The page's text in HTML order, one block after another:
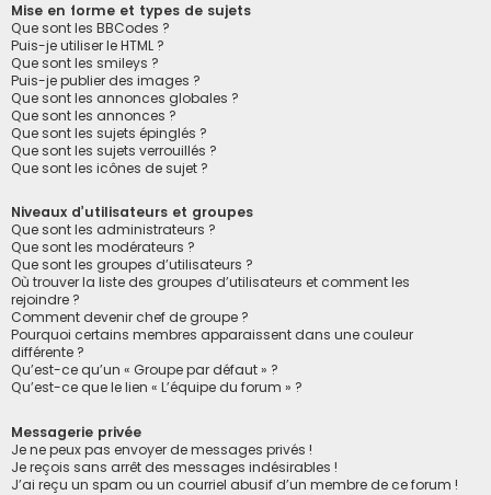
Mise en forme et types de sujets
Que sont les BBCodes ?
Puis-je utiliser le HTML ?
Que sont les smileys ?
Puis-je publier des images ?
Que sont les annonces globales ?
Que sont les annonces ?
Que sont les sujets épinglés ?
Que sont les sujets verrouillés ?
Que sont les icônes de sujet ?
Niveaux d’utilisateurs et groupes
Que sont les administrateurs ?
Que sont les modérateurs ?
Que sont les groupes d’utilisateurs ?
Où trouver la liste des groupes d’utilisateurs et comment les
rejoindre ?
Comment devenir chef de groupe ?
Pourquoi certains membres apparaissent dans une couleur
différente ?
Qu’est-ce qu’un « Groupe par défaut » ?
Qu’est-ce que le lien « L’équipe du forum » ?
Messagerie privée
Je ne peux pas envoyer de messages privés !
Je reçois sans arrêt des messages indésirables !
J’ai reçu un spam ou un courriel abusif d’un membre de ce forum !